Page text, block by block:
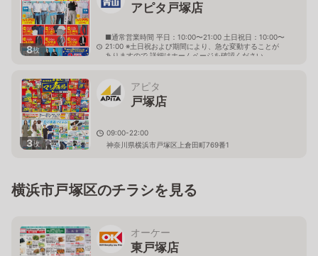
8枚
アピタ戸塚店
■通常営業時間 平日：10:00〜21:00 土日祝日：10:00〜
21:00 ※土日祝および期間により、急な変動することが
ありますので 詳細はホームページを確認ください
3枚
アピタ
戸塚店
09:00-22:00
神奈川県横浜市戸塚区上倉田町769番1
横浜市戸塚区のチラシを見る
オーケー
東戸塚店